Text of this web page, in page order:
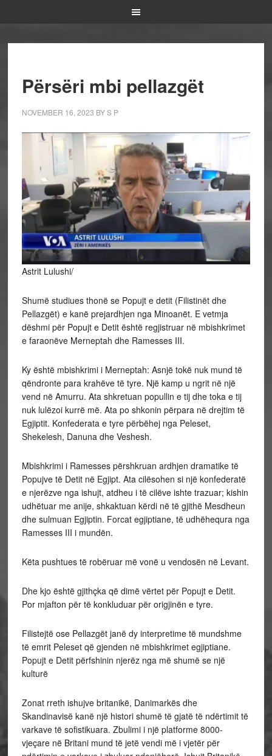
Përsëri mbi pellazgët
NOVEMBER 16, 2023 BYS P
Astrit Lulushi/
Shumë studiues thonë se Popujt e detit (Filistinët dhe
Pellazgët) e kanë prejardhjen nga Minoanët. E vetmja
dëshmi për Popujt e Detit është regjistruar në mbishkrimet
e faraonëve Merneptah dhe Ramesses III.
Ky është mbishkrimi i Merneptah: Asnjë tokë nuk mund të
qëndronte para krahëve të tyre. Një kamp u ngrit në një
vend në Amurru. Ata shkretuan popullin e tij dhe toka e tij
nuk lulëzoi kurrë më. Ata po shkonin përpara në drejtim të
Egjiptit. Konfederata e tyre përbëhej nga Peleset,
Shekelesh, Danuna dhe Veshesh.
Mbishkrimi i Ramesses përshkruan ardhjen dramatike të
Popujve të Detit në Egjipt. Ata cilësohen si një konfederatë
e njerëzve nga ishujt, atdheu i të cilëve ishte trazuar; kishin
udhëtuar me anije, shkaktuan kërdi në të gjithë Mesdheun
dhe sulmuan Egjiptin. Forcat egjiptiane, të udhëhequra nga
Ramesses III i mundën.
Këta pushtues të robëruar më vonë u vendosën në Levant.
Dhe kjo është gjithçka që dimë vërtet për Popujt e Detit.
Por mjafton për të konkluduar për origjinën e tyre.
Filistejtë ose Pellazgët janë dy interpretime të mundshme
të emrit Peleset që gjenden në mbishkrimet egjiptiane.
Popujt e Detit përfshinin njerëz nga më shumë se një
kulturë
Zonat rreth ishujve britanikë, Danimarkës dhe
Skandinavisë kanë një histori shumë të gjatë të ndërtimit të
varkave të sofistikuara. Zbulimi i një platforme 8000-
vjeçare në Britani mund të jetë vendi më i vjetër për